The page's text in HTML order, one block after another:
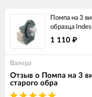
Помпа на 3
образца
1 110 ₽
Валера
Отзыв о Помпа на 3
старого обра